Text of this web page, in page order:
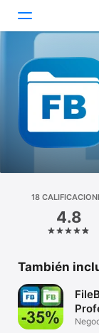
Hoy
Juegos
Apps
Plataforma
iPhone
Watch
TV
18
4.8
También